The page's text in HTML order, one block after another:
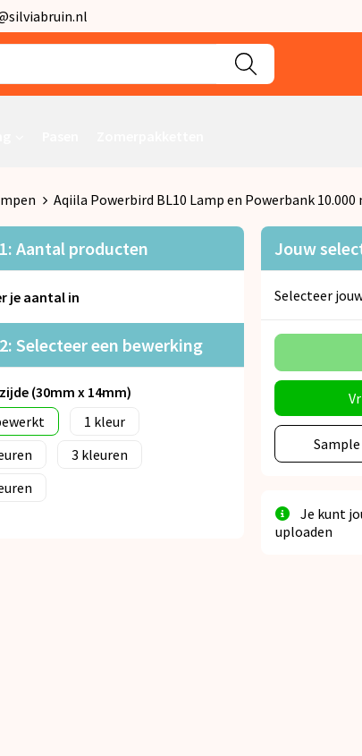
Aqiila Powerbird BL10 Lamp en Powerbank 10.000
Aantal producten
je aantal in
Selecteer een bewerking
(30mm x 14mm)
1
3
Jouw
Selecteer
Je kunt
uploaden